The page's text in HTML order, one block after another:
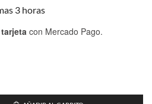
3 horas
con Mercado Pago.